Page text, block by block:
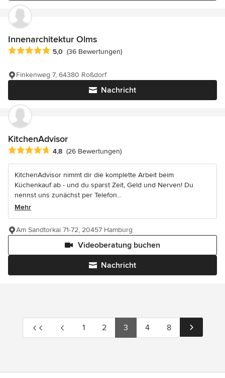
Innenarchitektur Olms
Durchschnittliche Bewertung: 5 von 5 Sternen
5,0 (36 Bewertungen)
Nachricht
Finkenweg 7, 64380 Roßdorf
KitchenAdvisor
Durchschnittliche Bewertung: 4.8 von 5 Sternen
4,8 (26 Bewertungen)
KitchenAdvisor nimmt dir die komplette Arbeit beim
Küchenkauf ab - und du sparst Zeit, Geld und Nerven! Du
nennst uns zunächst per Telefon...
Mehr
Nachricht
Videoberatung buchen
Am Sandtorkai 71-72, 20457 Hamburg
1 2 3 4 8